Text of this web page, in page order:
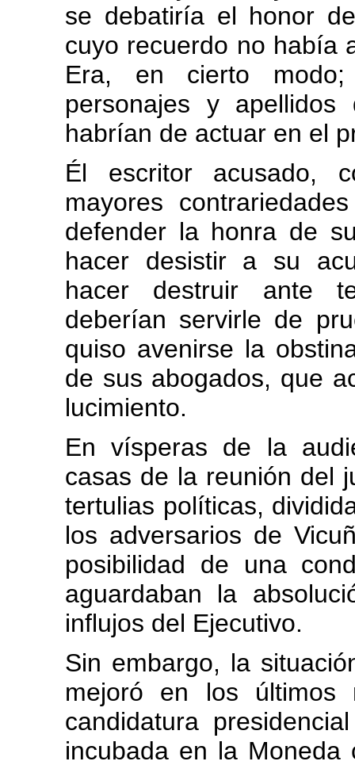
se debatiría el honor
cuyo recuerdo no había
Era, en cierto
personajes y apellidos
habrían de actuar en el
Él escritor acusado,
mayores
defender la honra de
hacer desistir a su
hacer destruir ante
deberían servirle de
quiso avenirse la
de sus abogados, que
lucimiento.
En vísperas de la
casas de la reunión del
tertulias políticas,
los adversarios de
posibilidad de una
aguardaban la
influjos del Ejecutivo.
Sin embargo, la
mejoró en los
candidatura
incubada en la